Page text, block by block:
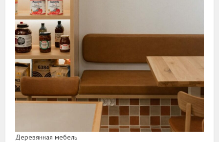
Деревянная мебель